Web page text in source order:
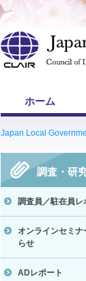
ホーム
Japan Local
調査・研
調査員／駐在員レ
オンラインセミ
らせ
ADレポート